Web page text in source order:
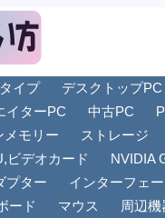
イプ デスクトップPC
イターPC 中古PC
メモリー ストレージ
ビデオカード NVIDIA
プター インターフェ
ード マウス 周辺機